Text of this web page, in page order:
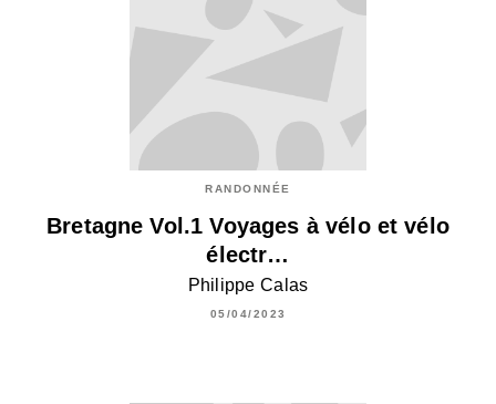
RANDONNÉE
Bretagne Vol.1 Voyages à vélo et vélo
électr…
Philippe Calas
05/04/2023